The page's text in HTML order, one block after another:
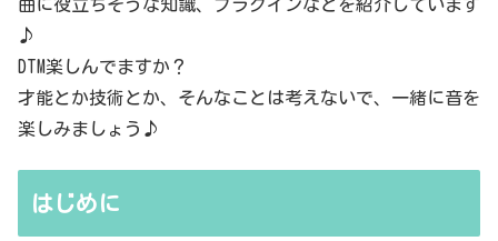
曲に役立ちそうな知識、プラグインなどを紹介しています
♪
DTM楽しんでますか？
才能とか技術とか、そんなことは考えないで、一緒に音を
楽しみましょう♪
はじめに